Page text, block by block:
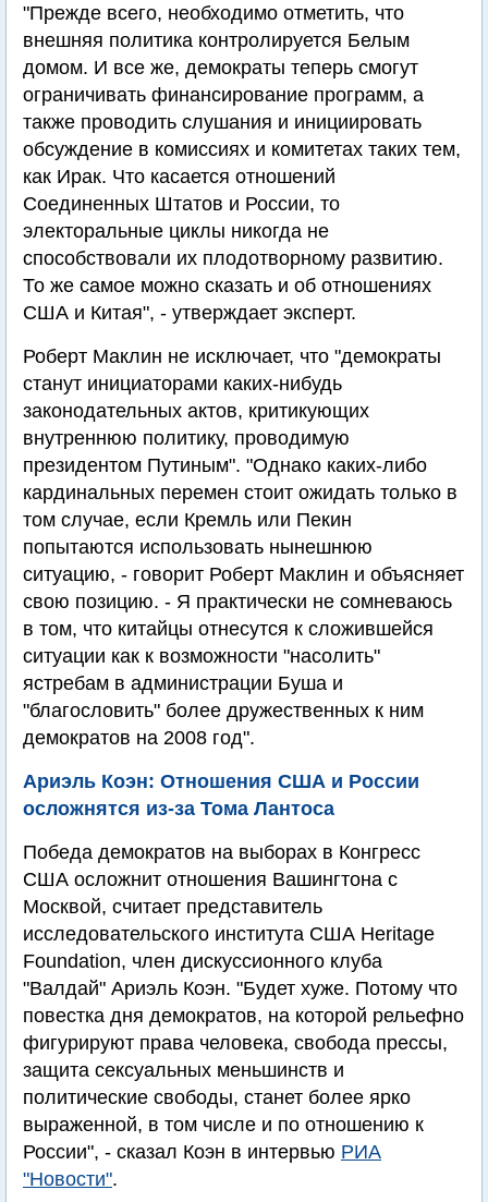
"Прежде всего, необходимо отметить, что
внешняя политика контролируется Белым
домом. И все же, демократы теперь смогут
ограничивать финансирование программ, а
также проводить слушания и инициировать
обсуждение в комиссиях и комитетах таких тем,
как Ирак. Что касается отношений
Соединенных Штатов и России, то
электоральные циклы никогда не
способствовали их плодотворному развитию.
То же самое можно сказать и об отношениях
США и Китая", - утверждает эксперт.
Роберт Маклин не исключает, что "демократы
станут инициаторами каких-нибудь
законодательных актов, критикующих
внутреннюю политику, проводимую
президентом Путиным". "Однако каких-либо
кардинальных перемен стоит ожидать только в
том случае, если Кремль или Пекин
попытаются использовать нынешнюю
ситуацию, - говорит Роберт Маклин и объясняет
свою позицию. - Я практически не сомневаюсь
в том, что китайцы отнесутся к сложившейся
ситуации как к возможности "насолить"
ястребам в администрации Буша и
"благословить" более дружественных к ним
демократов на 2008 год".
Ариэль Коэн: Отношения США и России
осложнятся из-за Тома Лантоса
Победа демократов на выборах в Конгресс
США осложнит отношения Вашингтона с
Москвой, считает представитель
исследовательского института США Heritage
Foundation, член дискуссионного клуба
"Валдай" Ариэль Коэн. "Будет хуже. Потому что
повестка дня демократов, на которой рельефно
фигурируют права человека, свобода прессы,
защита сексуальных меньшинств и
политические свободы, станет более ярко
выраженной, в том числе и по отношению к
России", - сказал Коэн в интервью РИА
"Новости".